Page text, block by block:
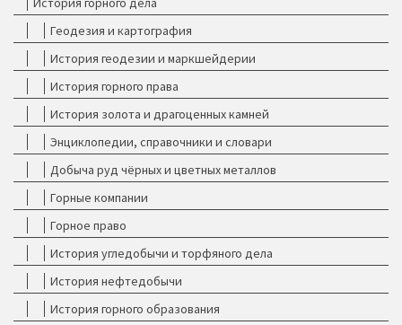
Геодезия и картография
История геодезии и маркшейдерии
История горного права
История золота и драгоценных камней
Энциклопедии, справочники и словари
Добыча руд чёрных и цветных металлов
Горные компании
Горное право
История угледобычи и торфяного дела
История нефтедобычи
История горного образования